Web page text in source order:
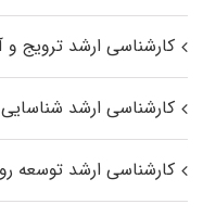
کارشناسی ارشد ترویج
کارشناسی ارشد شناسایی
کارشناسی ارشد توسعه